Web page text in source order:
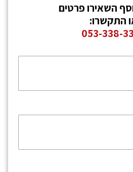
השאירו פרטים
התקשרו:
053-338-